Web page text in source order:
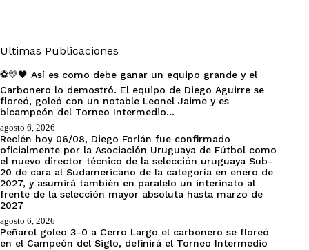
Ultimas Publicaciones
⚽💛🖤 Así es como debe ganar un equipo grande y el
Carbonero lo demostró. El equipo de Diego Aguirre se
floreó, goleó con un notable Leonel Jaime y es
bicampeón del Torneo Intermedio…
agosto 6, 2026
Recién hoy 06/08, Diego Forlán fue confirmado
oficialmente por la Asociación Uruguaya de Fútbol como
el nuevo director técnico de la selección uruguaya Sub-
20 de cara al Sudamericano de la categoría en enero de
2027, y asumirá también en paralelo un interinato al
frente de la selección mayor absoluta hasta marzo de
2027
agosto 6, 2026
Peñarol goleo 3-0 a Cerro Largo el carbonero se floreó
en el Campeón del Siglo, definirá el Torneo Intermedio